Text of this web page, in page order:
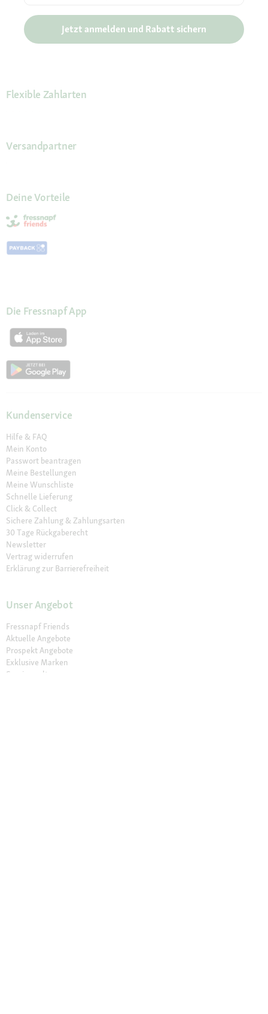
Jetzt anmelden und Rabatt sichern
Flexible Zahlarten
Versandpartner
Deine Vorteile
Die Fressnapf App
Kundenservice
Hilfe & FAQ
Mein Konto
Passwort beantragen
Meine Bestellungen
Meine Wunschliste
Schnelle Lieferung
Click & Collect
Sichere Zahlung & Zahlungsarten
30 Tage Rückgaberecht
Newsletter
Vertrag widerrufen
Erklärung zur Barrierefreiheit
Unser Angebot
Fressnapf Friends
Aktuelle Angebote
Prospekt Angebote
Exklusive Marken
Servicewelt